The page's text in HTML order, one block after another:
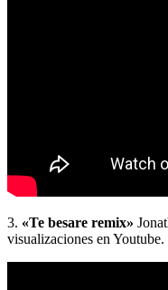
3. «Te besare remix»
visualizaciones en Youtube.